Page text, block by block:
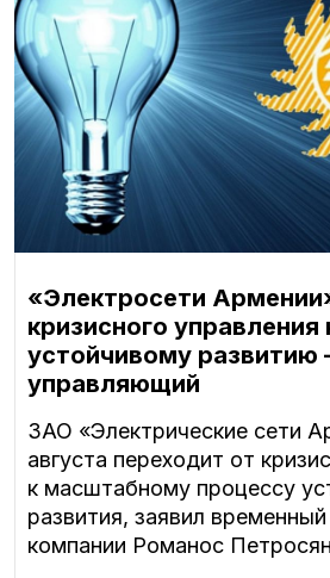
«Электросети
кризисного управления
устойчивому
управляющий
ЗАО «Электрические сети
августа переходит от
к масштабному процессу
развития, заявил
компании Романос Петросян